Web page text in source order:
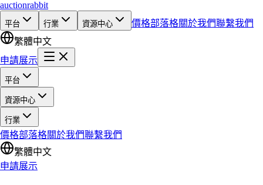
auctionrabbit
平台 行業 資源中心 價格部落格關於我們聯繫我們
繁體中文
申請展示
平台
資源中心
行業
價格部落格關於我們聯繫我們
繁體中文
申請展示